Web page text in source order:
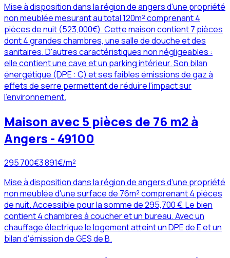
Mise à disposition dans la région de angers d'une propriété
non meublée mesurant au total 120m² comprenant 4
pièces de nuit (523,000€). Cette maison contient 7 pièces
dont 4 grandes chambres, une salle de douche et des
sanitaires. D'autres caractéristiques non négligeables :
elle contient une cave et un parking intérieur. Son bilan
énergétique (DPE : C) et ses faibles émissions de gaz à
effets de serre permettent de réduire l'impact sur
l'environnement.
Maison avec 5 pièces de 76 m2 à
Angers - 49100
295 700€3 891€/m²
Mise à disposition dans la région de angers d'une propriété
non meublée d'une surface de 76m² comprenant 4 pièces
de nuit. Accessible pour la somme de 295,700 €. Le bien
contient 4 chambres à coucher et un bureau. Avec un
chauffage électrique le logement atteint un DPE de E et un
bilan d'émission de GES de B.